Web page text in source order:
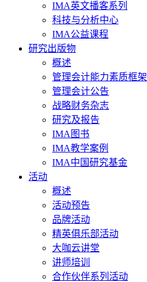
IMA英文播客系列
科技与分析中心
IMA公益课程
研究出版物
概述
管理会计能力素质框架
管理会计公告
战略财务杂志
研究及报告
IMA图书
IMA教学案例
IMA中国研究基金
活动
概述
活动预告
品牌活动
精英俱乐部活动
大咖云讲堂
讲师培训
合作伙伴系列活动